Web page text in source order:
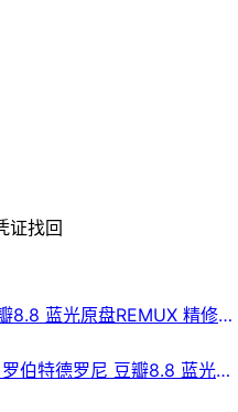
证找回
精修简
德罗尼 豆瓣8.8 蓝光原